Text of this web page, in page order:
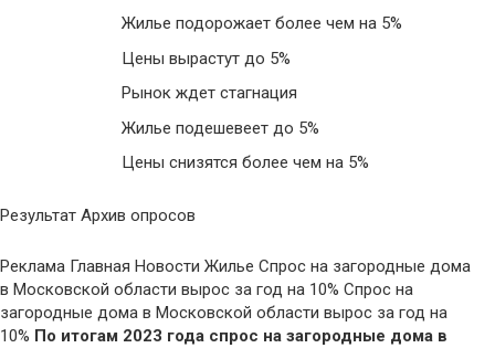
Жилье подорожает более чем на 5%
Цены вырастут до 5%
Рынок ждет стагнация
Жилье подешевеет до 5%
Цены снизятся более чем на 5%
Результат Архив опросов
Реклама Главная Новости Жилье Спрос на загородные дома
в Московской области вырос за год на 10% Спрос на
загородные дома в Московской области вырос за год на
10% По итогам 2023 года спрос на загородные дома в